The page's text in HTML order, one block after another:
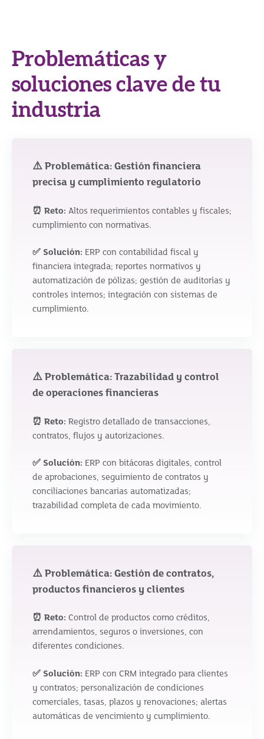
Problemáticas y
soluciones clave de tu
industria
⚠️ Problemática: Gestión financiera
precisa y cumplimiento regulatorio
⏰ Reto: Altos requerimientos contables y fiscales;
cumplimiento con normativas.
✅ Solución: ERP con contabilidad fiscal y
financiera integrada; reportes normativos y
automatización de pólizas; gestión de auditorías y
controles internos; integración con sistemas de
cumplimiento.
⚠️ Problemática: Trazabilidad y control
de operaciones financieras
⏰ Reto: Registro detallado de transacciones,
contratos, flujos y autorizaciones.
✅ Solución: ERP con bitácoras digitales, control
de aprobaciones, seguimiento de contratos y
conciliaciones bancarias automatizadas;
trazabilidad completa de cada movimiento.
⚠️ Problemática: Gestión de contratos,
productos financieros y clientes
⏰ Reto: Control de productos como créditos,
arrendamientos, seguros o inversiones, con
diferentes condiciones.
✅ Solución: ERP con CRM integrado para clientes
y contratos; personalización de condiciones
comerciales, tasas, plazos y renovaciones; alertas
automáticas de vencimiento y cumplimiento.